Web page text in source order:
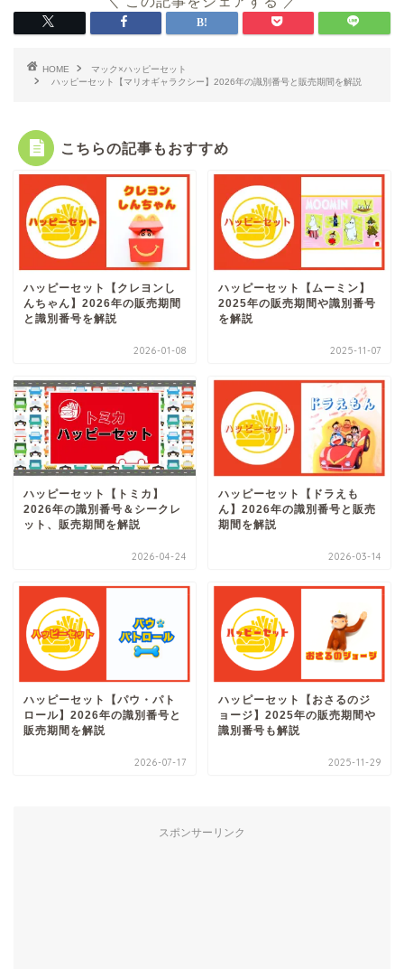
HOME
マック×ハッピーセット
ハッピーセット【マリオギャラクシー】2026年の識別番号と販売期間を解説
こちらの記事もおすすめ
ハッピーセット【クレヨンし
んちゃん】2026年の販売期間
と識別番号を解説
2026-01-08
ハッピーセット【ムーミン】
2025年の販売期間や識別番号
を解説
2025-11-07
ハッピーセット【トミカ】
2026年の識別番号＆シークレ
ット、販売期間を解説
2026-04-24
ハッピーセット【ドラえも
ん】2026年の識別番号と販売
期間を解説
2026-03-14
ハッピーセット【パウ・パト
ロール】2026年の識別番号と
販売期間を解説
2026-07-17
ハッピーセット【おさるのジ
ョージ】2025年の販売期間や
識別番号も解説
2025-11-29
スポンサーリンク